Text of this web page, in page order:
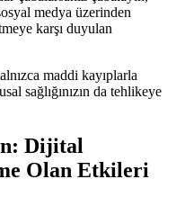
medya üzerinden
karşı duyulan
maddi kayıplarla
sağlığınızın da tehlikeye
Dijital
Olan Etkileri